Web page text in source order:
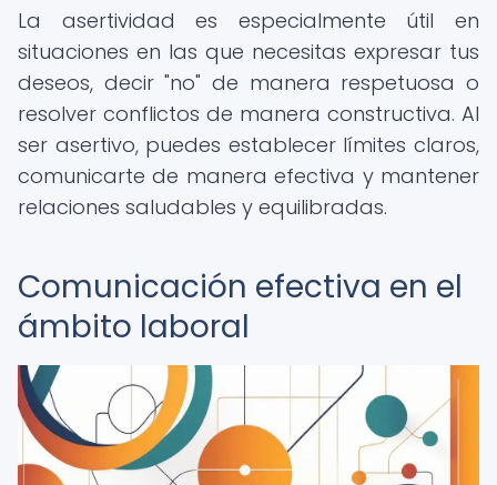
La asertividad es especialmente útil en
situaciones en las que necesitas expresar tus
deseos, decir "no" de manera respetuosa o
resolver conflictos de manera constructiva. Al
ser asertivo, puedes establecer límites claros,
comunicarte de manera efectiva y mantener
relaciones saludables y equilibradas.
Comunicación efectiva en el
ámbito laboral